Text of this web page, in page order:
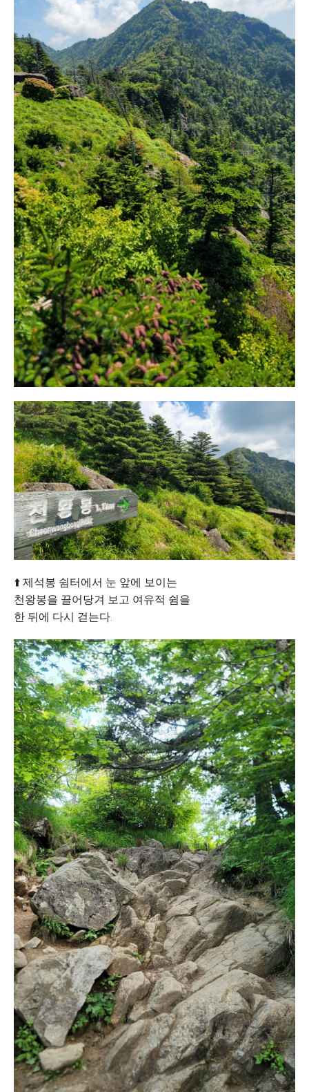
⬆️ 제석봉 쉼터에서 눈 앞에 보이는
천왕봉을 끌어당겨 보고 여유적 쉼을
한 뒤에 다시 걷는다.